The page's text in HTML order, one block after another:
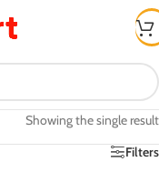
Showing the single result
Filters